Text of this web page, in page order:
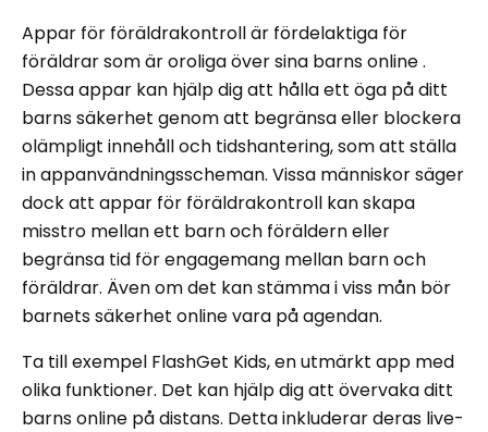
Appar för föräldrakontroll är fördelaktiga för
föräldrar som är oroliga över sina barns online .
Dessa appar kan hjälp dig att hålla ett öga på ditt
barns säkerhet genom att begränsa eller blockera
olämpligt innehåll och tidshantering, som att ställa
in appanvändningsscheman. Vissa människor säger
dock att appar för föräldrakontroll kan skapa
misstro mellan ett barn och föräldern eller
begränsa tid för engagemang mellan barn och
föräldrar. Även om det kan stämma i viss mån bör
barnets säkerhet online vara på agendan.
Ta till exempel FlashGet Kids, en utmärkt app med
olika funktioner. Det kan hjälp dig att övervaka ditt
barns online på distans. Detta inkluderar deras live-